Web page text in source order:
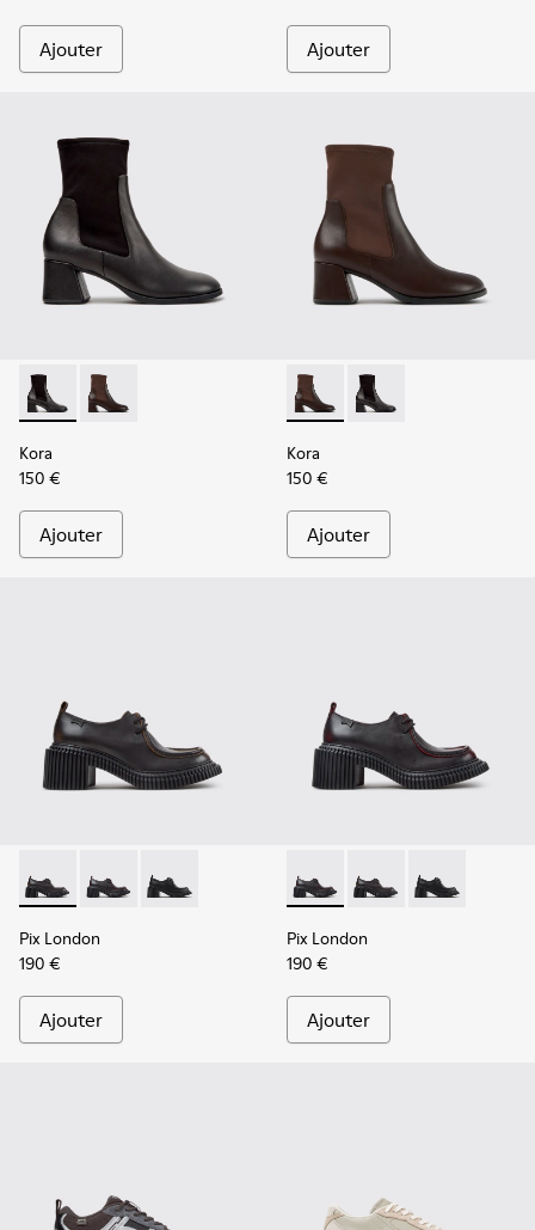
Ajouter Ajouter
Kora - K400836-001 - Bottines noires en cuir et textile
Kora - K400836-003 - Bottines en cuir et textile
Kora
150 €
Ajouter
Kora - K400836-003 -
Kora - K400836-
Kora
150 €
Ajouter
Pix London - K201961-002 - Chaussures en cuir noir pour
Pix London - K201961-003 - Chaussures en cuir noir
Pix London - K201961-001
Pix London
190 €
Ajouter
Pix London - K201961-003
Pix London -Pix London -
Pix London
190 €
Ajouter